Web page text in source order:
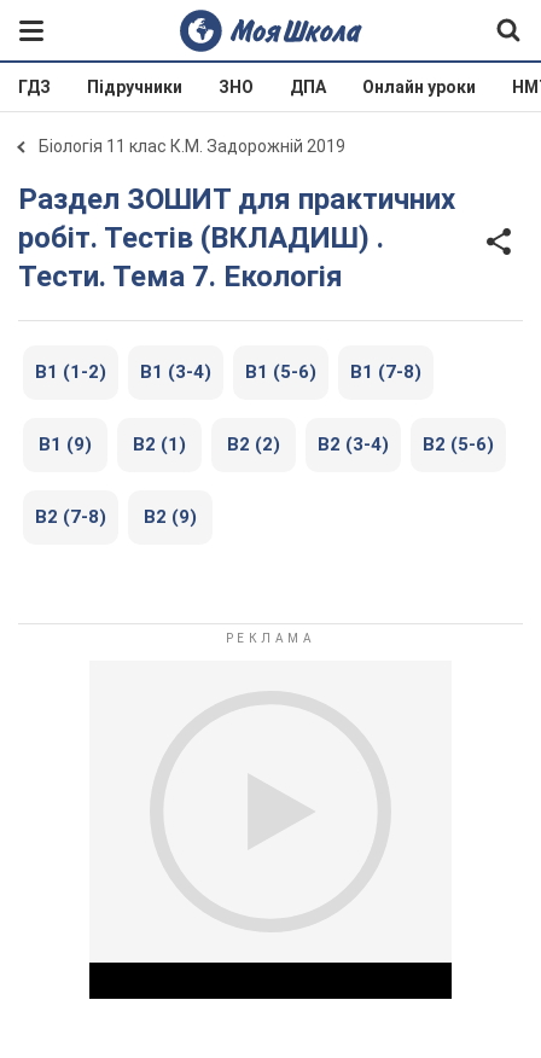
ГДЗ Підручники ЗНО ДПА Онлайн уроки
Біологія 11 клас К.М. Задорожній 2019
Раздел ЗОШИТ для практичних
робіт. Тестів (ВКЛАДИШ) .
Тести. Тема 7. Екологія
В1 (1-2) В1 (3-4) В1 (5-6) В1 (7-8)
В1 (9) В2 (1) В2 (2) В2 (3-4) В2 (5-6)
В2 (7-8) В2 (9)